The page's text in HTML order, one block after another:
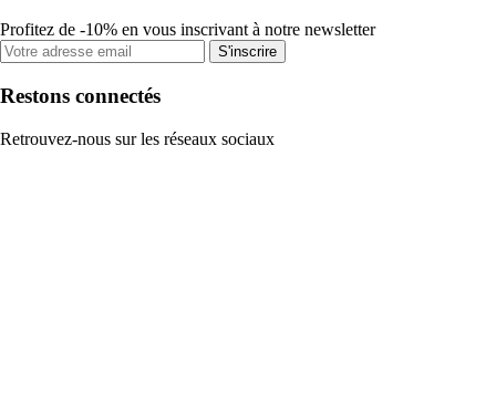
Profitez de -10% en vous inscrivant à notre newsletter
S'inscrire
Restons connectés
Retrouvez-nous sur les réseaux sociaux